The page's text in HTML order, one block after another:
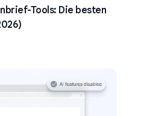
Tools: Die besten